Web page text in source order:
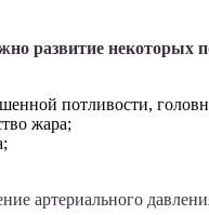
развитие некоторых
потливости,
жара;
артериального